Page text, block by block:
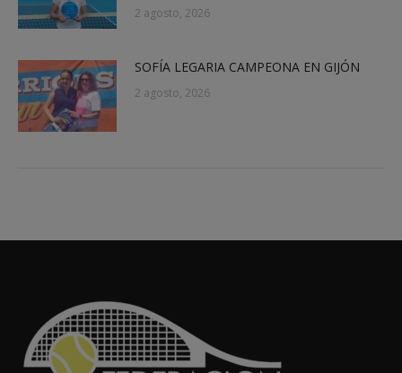
2 agosto, 2026
SOFÍA LEGARIA CAMPEONA EN GIJÓN
2 agosto, 2026